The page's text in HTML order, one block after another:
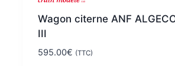
Wagon citerne ANF
III
595.00€ (TTC)